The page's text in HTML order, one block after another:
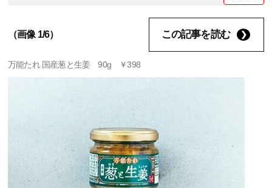
（画像 1/6） この記事を読む
万能たれ 国産葱と生姜 90g ￥398